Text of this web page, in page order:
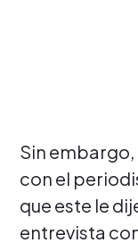
Sin
con el
que este le
entrevista